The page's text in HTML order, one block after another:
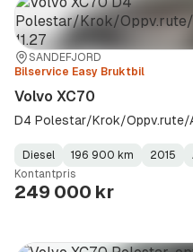
Sted:
SANDEFJORD
Forhandler:
Bilservice Easy Bruktbil
Volvo XC70
D4 Polestar/Krok/Oppv.rute/
Fuel
Type:
Diesel
Kilometerstand :
196 900 km
Model
Year:
2015
Gearbox
Type:
Kontantpris
249 000 kr